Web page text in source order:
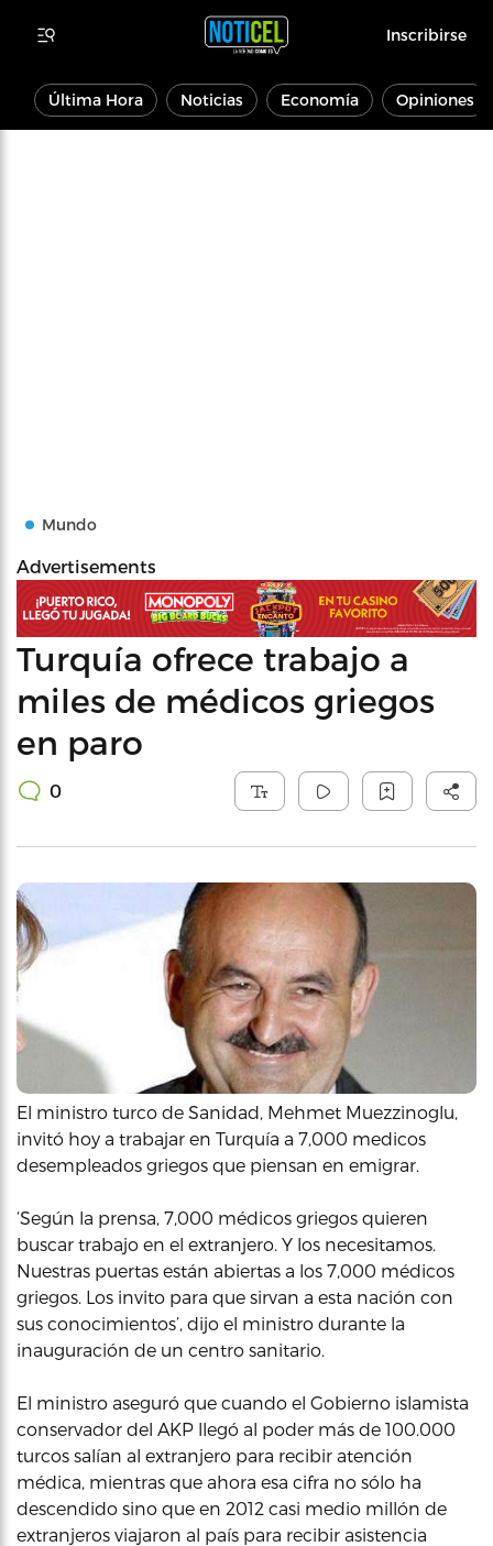
Inscribirse
Última Hora Noticias Economía Opiniones
Mundo
Advertisements
Turquía ofrece trabajo a
miles de médicos griegos
en paro
0
El ministro turco de Sanidad, Mehmet Muezzinoglu,
invitó hoy a trabajar en Turquía a 7,000 medicos
desempleados griegos que piensan en emigrar.
‘Según la prensa, 7,000 médicos griegos quieren
buscar trabajo en el extranjero. Y los necesitamos.
Nuestras puertas están abiertas a los 7,000 médicos
griegos. Los invito para que sirvan a esta nación con
sus conocimientos’, dijo el ministro durante la
inauguración de un centro sanitario.
El ministro aseguró que cuando el Gobierno islamista
conservador del AKP llegó al poder más de 100.000
turcos salían al extranjero para recibir atención
médica, mientras que ahora esa cifra no sólo ha
descendido sino que en 2012 casi medio millón de
extranjeros viajaron al país para recibir asistencia